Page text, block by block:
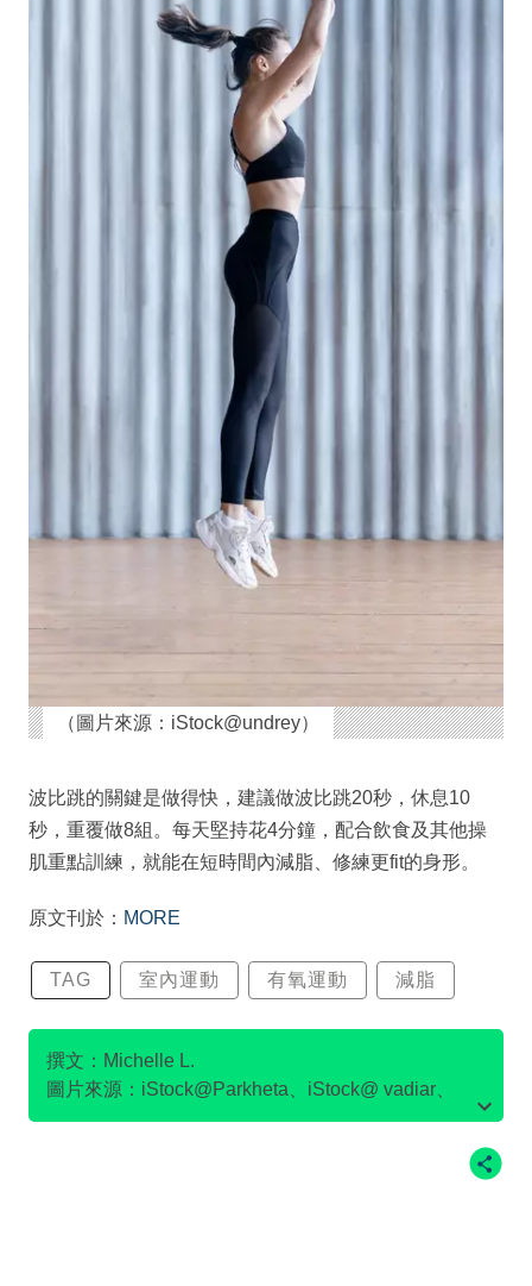
（圖片來源：iStock@undrey）
波比跳的關鍵是做得快，建議做波比跳20秒，休息10
秒，重覆做8組。每天堅持花4分鐘，配合飲食及其他操
肌重點訓練，就能在短時間內減脂、修練更fit的身形。
原文刊於： MORE
TAG 室內運動 有氧運動 減脂
撰文：Michelle L.
圖片來源：iStock@Parkheta、iStock@ vadiar、
iStock@undrey